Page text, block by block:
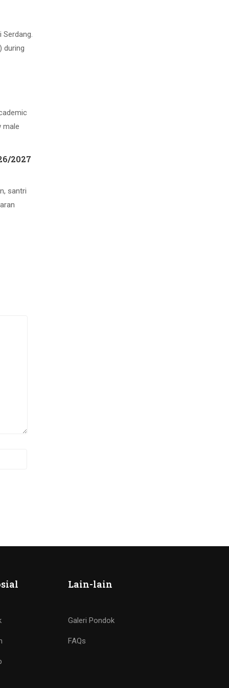
during
male
2027
santri
Lain-lain
Galeri Pondok
FAQs